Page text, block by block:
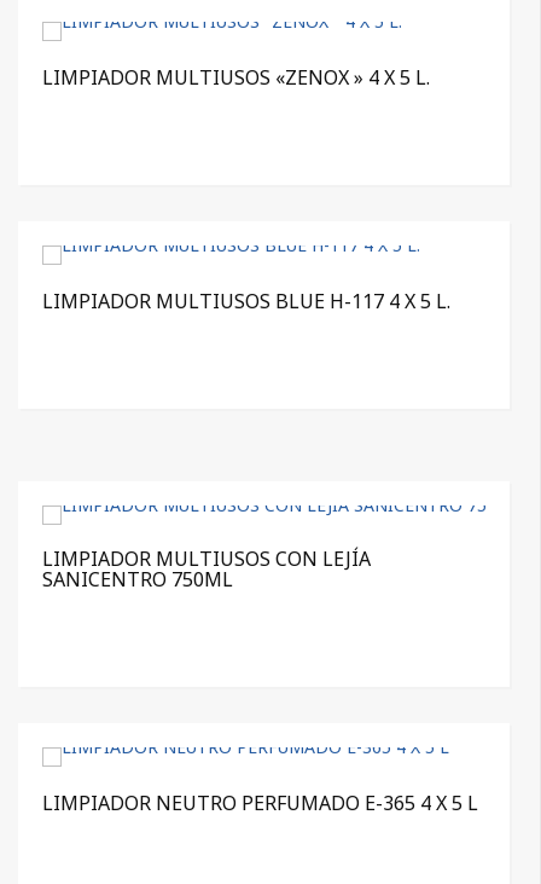
LIMPIADOR MULTIUSOS «ZENOX » 4 X 5 L.
LIMPIADOR MULTIUSOS BLUE H-117 4 X 5 L.
LIMPIADOR MULTIUSOS CON LEJÍA
SANICENTRO 750ML
LIMPIADOR NEUTRO PERFUMADO E-365 4 X 5 L